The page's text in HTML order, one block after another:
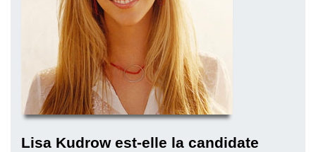
Lisa Kudrow est-elle la candidate